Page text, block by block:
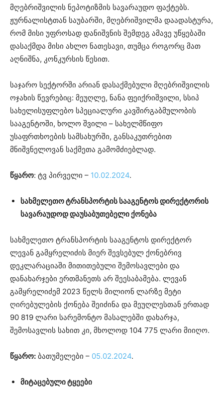
მღებრიშვილის ნეპოტიზმის სავარაუდო ფაქტებს.
ჟურნალისტთან საუბარში, მღებრიშვილმა დაადასტურა,
რომ მისი უფროსად დანიშვნის შემდეგ ამავე უწყებაში
დასაქმდა მისი ახლო ნათესავი, თუმცა როგორც მათ
აღნიშნა, კონკურსის წესით.
საჯარო სექტორში არიან დასაქმებული მღებრიშვილის
ოჯახის წევრებიც: მეუღლე, ნანა ფეიქრიშვილი, სსიპ
სახელისუფლებო სპეციალური კავშირგაბმულობის
სააგენტოში, ხოლო შვილი – სახელმწიფო
უსაფრთხოების სამსახურში, განსაკუთრებით
მნიშვნელოვან საქმეთა გამომძიებლად.
წყარო: ტვ პირველი – 10.02.2024.
სახმელეთო ტრანსპორტის სააგენტოს დირექტორის
სავარაუდოდ დაუსაბუთებელი ქონება
სახმელეთო ტრანსპორტის სააგენტოს დირექტორ
ლევან გამყრელიძის მიერ შევსებულ ქონებრივ
დეკლარაციაში მითითებული შემოსავლები და
დანახარჯები ერთმანეთს არ შეესაბამება. ლევან
გამყრელიძემ 2023 წელს მილიონ ლარზე მეტი
ღირებულების ქონება შეიძინა და მეუღლესთან ერთად
90 819 ლარი სარემონტო მასალებში დახარჯა,
შემოსავლის სახით კი, მხოლოდ 104 775 ლარი მიიღო.
წყარო: ბათუმელები – 05.02.2024.
მიტაცებული ტყეები